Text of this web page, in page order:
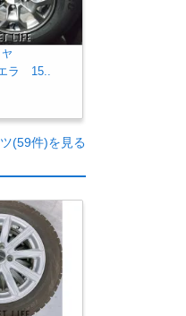
ラ 15..
(59件)を見る